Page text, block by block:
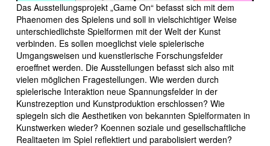
Das Ausstellungsprojekt „Game On“ befasst sich mit dem
Phaenomen des Spielens und soll in vielschichtiger Weise
unterschiedlichste Spielformen mit der Welt der Kunst
verbinden. Es sollen moeglichst viele spielerische
Umgangsweisen und kuenstlerische Forschungsfelder
eroeffnet werden. Die Ausstellungen befasst sich also mit
vielen möglichen Fragestellungen. Wie werden durch
spielerische Interaktion neue Spannungsfelder in der
Kunstrezeption und Kunstproduktion erschlossen? Wie
spiegeln sich die Aesthetiken von bekannten Spielformaten in
Kunstwerken wieder? Koennen soziale und gesellschaftliche
Realitaeten im Spiel reflektiert und parabolisiert werden?